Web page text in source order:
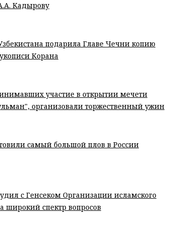
Кадырову
подарила Главе Чечни копию
Корана
участие в открытии мечети
организовали торжественный ужин
самый большой плов в России
с Генсеком Организации исламского
широкий спектр вопросов